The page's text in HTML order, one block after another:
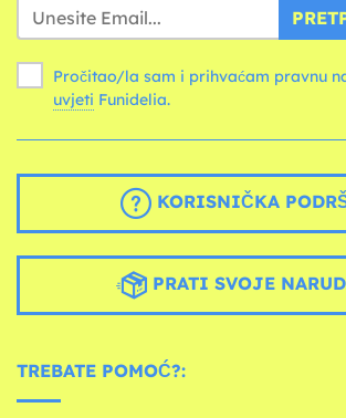
Pročitao/la sam i prihvaćam pravnu
uvjeti Funidelia.
KORISNIČKA
PRATI SVOJE
TREBATE POMOĆ?: